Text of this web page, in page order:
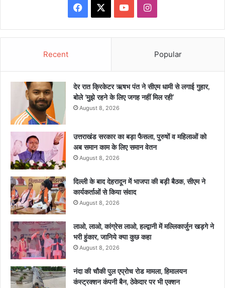
Facebook YouTubeInstagram
Recent Popular
देर रात क्रिकेटर ऋषभ पंत ने सीएम धामी से लगाई गुहार,
बोले ‘मुझे रहने के लिए जगह नहीं मिल रही’
August 8, 2026
उत्तराखंड सरकार का बड़ा फैसला, पुरुषों व महिलाओं को
अब समान काम के लिए समान वेतन
August 8, 2026
दिल्ली के बाद देहरादून में भाजपा की बड़ी बैठक, सीएम ने
कार्यकर्ताओं से किया संवाद
August 8, 2026
लाओ, लाओ, कांग्रेस लाओ, हल्द्वानी में मल्लिकार्जुन खड़गे ने
भरी हुंकार, जानिये क्या कुछ कहा
August 8, 2026
नंदा की चौकी पुल एप्रोच रोड मामला, हिमालयन
कंस्ट्रक्शन कंपनी बैन, ठेकेदार पर भी एक्शन